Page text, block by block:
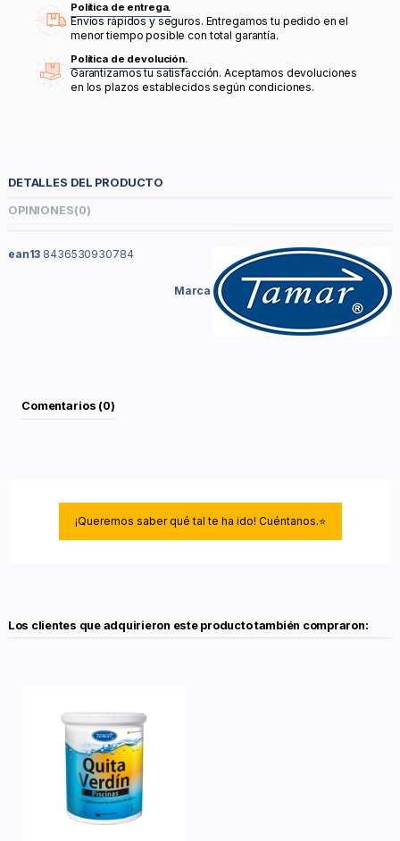
Política de entrega.
Envíos rápidos y seguros. Entregamos tu pedido en el
menor tiempo posible con total garantía.
Política de devolución.
Garantizamos tu satisfacción. Aceptamos devoluciones
en los plazos establecidos según condiciones.
DETALLES DEL PRODUCTO
OPINIONES(0)
Marca
ean13 8436530930784
Comentarios (0)
¡Queremos saber qué tal te ha ido! Cuéntanos.⭐
Los clientes que adquirieron este producto también compraron: